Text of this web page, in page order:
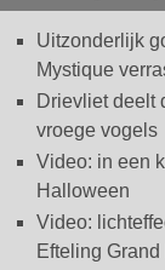
Uitzonderlijk
Mystique
Drievliet deelt
vroege vogels
Video: in een
Halloween
Video:
Efteling Grand